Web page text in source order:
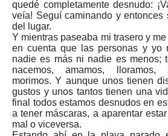
quedé completamente desnudo:
veía! Seguí caminando y entonces
del lugar.
Y mientras paseaba mi trasero y
en cuenta que las personas y yo
nadie es más ni nadie es menos;
nacemos, amamos, lloramos,
morimos. Y aunque unos tienen
gustos y unos tantos tienen una
final todos estamos desnudos en
a tener máscaras, a aparentar
mal o viceversa.